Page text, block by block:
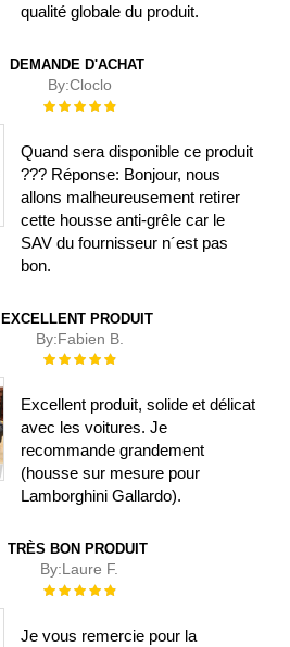
qualité globale du produit.
DEMANDE D'ACHAT
By:Cloclo
Évaluation :
Quand sera disponible ce produit
??? Réponse: Bonjour, nous
allons malheureusement retirer
cette housse anti-grêle car le
SAV du fournisseur n´est pas
bon.
EXCELLENT PRODUIT
By:Fabien B.
Évaluation :
Excellent produit, solide et délicat
avec les voitures. Je
recommande grandement
(housse sur mesure pour
Lamborghini Gallardo).
TRÈS BON PRODUIT
By:Laure F.
Évaluation :
Je vous remercie pour la